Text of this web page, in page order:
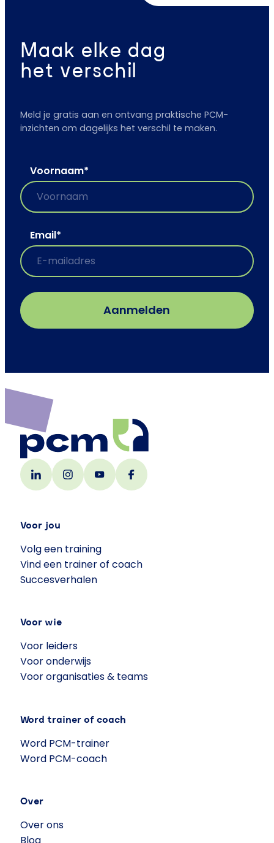
Maak elke dag
het verschil
Meld je gratis aan en ontvang praktische PCM-
inzichten om dagelijks het verschil te maken.
Voornaam*
Email*
Voor jou
Volg een training
Vind een trainer of coach
Succesverhalen
Voor wie
Voor leiders
Voor onderwijs
Voor organisaties & teams
Word trainer of coach
Word PCM-trainer
Word PCM-coach
Over
Over ons